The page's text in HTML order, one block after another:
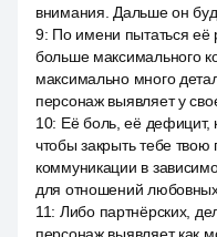
внимания. Дальше он
9: По имени пытаться её
больше максимального
максимально много
персонаж выявляет у
10: Её боль, её дефицит,
чтобы закрыть тебе твою
коммуникации в
для отношений
11: Либо партнёрских,